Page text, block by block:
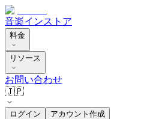
音楽インストア
料金
リソース
お問い合わせ
🇯🇵
ログイン アカウント作成